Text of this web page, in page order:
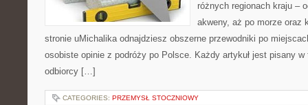
różnych regionach kraju –
akweny, aż po morze oraz
stronie uMichalika odnajdziesz obszerne przewodniki po
osobiste opinie z podróży po Polsce. Każdy artykuł jest pisany
odbiorcy […]
CATEGORIES: PRZEMYSŁ STOCZNIOWY